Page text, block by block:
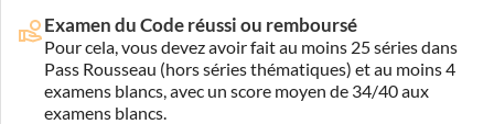
Examen du Code réussi ou remboursé
Pour cela, vous devez avoir fait au moins 25 séries dans
Pass Rousseau (hors séries thématiques) et au moins 4
examens blancs, avec un score moyen de 34/40 aux
examens blancs.